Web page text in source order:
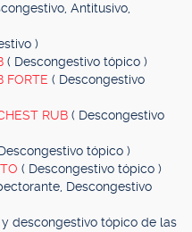
Antitusivo,
)
( Descongestivo tópico )
FORTE ( Descongestivo
RUB ( Descongestivo
tópico )
( Descongestivo tópico )
Descongestivo
descongestivo tópico de las